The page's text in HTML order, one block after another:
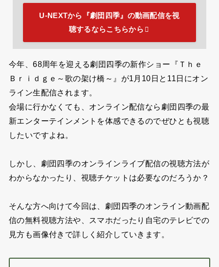
U-NEXTから『劇団四季』の動画配信を視
聴するならこちらから
今年、68周年を迎える劇団四季の新作ショー『Ｔｈｅ
Ｂｒｉｄｇｅ～歌の架け橋～』が1月10日と11日にオン
ライン生配信されます。
会場に行かなくても、オンライン配信なら劇団四季の最
新エンターテインメントを体感できるのでぜひとも視聴
したいですよね。
しかし、劇団四季のオンラインライブ配信の視聴方法が
わからなかったり、視聴チケットは必要なのだろうか？
そんな方へ向けて今回は、劇団四季のオンライン動画配
信の無料視聴方法や、スマホだったり自宅のテレビでの
見方も画像付きで詳しく紹介していきます。